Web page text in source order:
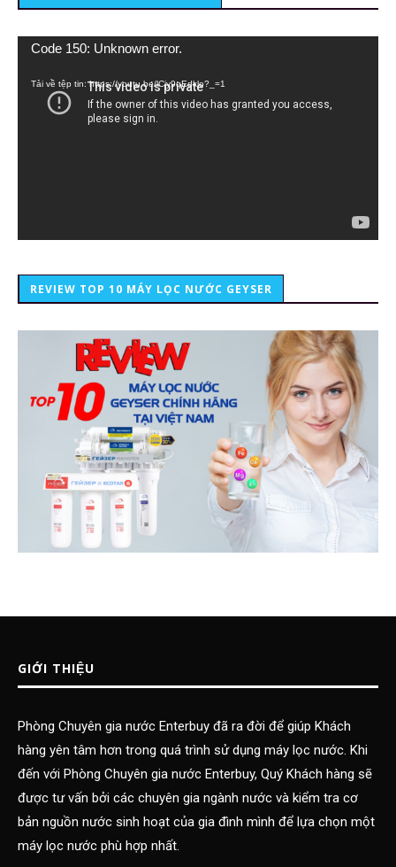
Trình
Code 150: Unknown error.
Tải về tệp tin: https://youtu.be/lCiy9qEdklo?_=1
REVIEW TOP 10 MÁY LỌC NƯỚC GEYSER
GIỚI THIỆU
Phòng Chuyên gia nước Enterbuy đã ra đời để giúp Khách
hàng yên tâm hơn trong quá trình sử dụng máy lọc nước. Khi
đến với Phòng Chuyên gia nước Enterbuy, Quý Khách hàng sẽ
được tư vấn bởi các chuyên gia ngành nước và kiểm tra cơ
bản nguồn nước sinh hoạt của gia đình mình để lựa chọn một
máy lọc nước phù hợp nhất.